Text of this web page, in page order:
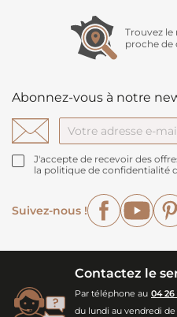
Trouvez le
proche de
Abonnez-vous à notre
J'accepte de recevoir des
la politique de confidentialité
Suivez-nous !
Contactez le
Par téléphone au 04 26
du lundi au vendredi de